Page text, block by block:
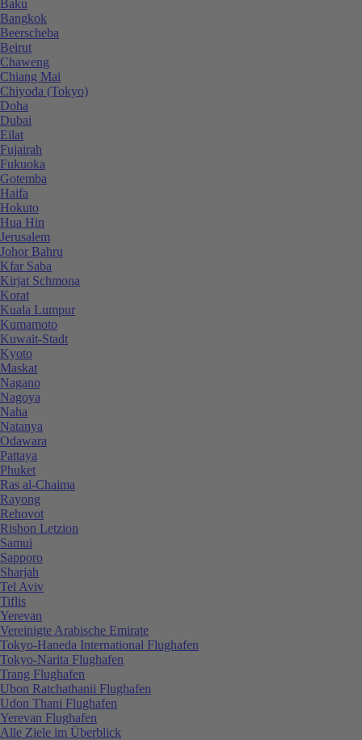
Baku
Bangkok
Beerscheba
Beirut
Chaweng
Chiang Mai
Chiyoda (Tokyo)
Doha
Dubai
Eilat
Fujairah
Fukuoka
Gotemba
Haifa
Hokuto
Hua Hin
Jerusalem
Johor Bahru
Kfar Saba
Kirjat Schmona
Korat
Kuala Lumpur
Kumamoto
Kuwait-Stadt
Kyoto
Maskat
Nagano
Nagoya
Naha
Natanya
Odawara
Pattaya
Phuket
Ras al-Chaima
Rayong
Rehovot
Rishon Letzion
Samui
Sapporo
Sharjah
Tel Aviv
Tiflis
Yerevan
Vereinigte Arabische Emirate
Tokyo-Haneda International Flughafen
Tokyo-Narita Flughafen
Trang Flughafen
Ubon Ratchathanii Flughafen
Udon Thani Flughafen
Yerevan Flughafen
Alle Ziele im Überblick